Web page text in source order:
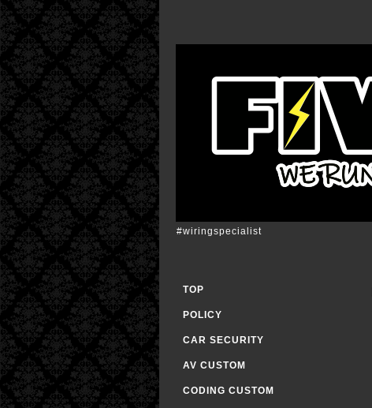
#wiringspecialist
TOP
POLICY
CAR SECURITY
AV CUSTOM
CODING CUSTOM